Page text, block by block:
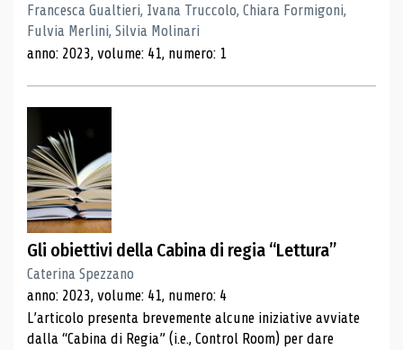
Francesca Gualtieri, Ivana Truccolo, Chiara Formigoni,
Fulvia Merlini, Silvia Molinari
anno: 2023, volume: 41, numero: 1
Gli obiettivi della Cabina di regia “Lettura”
Caterina Spezzano
anno: 2023, volume: 41, numero: 4
L’articolo presenta brevemente alcune iniziative avviate
dalla “Cabina di Regia” (i.e., Control Room) per dare